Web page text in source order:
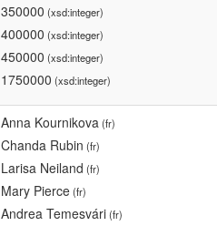
350000 (xsd:integer)
400000 (xsd:integer)
450000 (xsd:integer)
1750000 (xsd:integer)
Anna Kournikova(fr)
Chanda Rubin (fr)
Larisa Neiland (fr)
Mary Pierce(fr)
Andrea Temesvári(fr)